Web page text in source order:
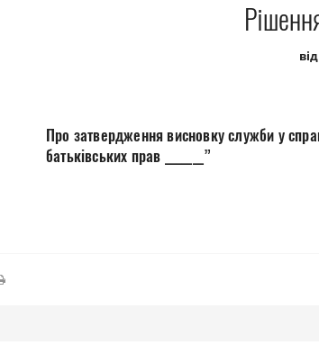
Про затвердження висновку служби у
батьківських прав _______”